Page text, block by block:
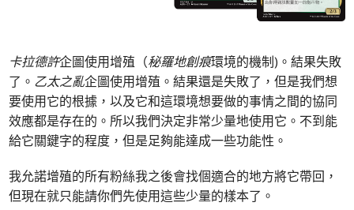
卡拉德許企圖使用增殖（秘羅地創痕環境的機制)。結果失敗
了。 乙太之亂企圖使用增殖。結果還是失敗了，但是我們想
要使用它的根據，以及它和這環境想要做的事情之間的協同
效應都是存在的。所以我們決定非常少量地使用它。不到能
給它關鍵字的程度，但是足夠能達成一些功能性。
我允諾增殖的所有粉絲我之後會找個適合的地方將它帶回，
但現在就只能請你們先使用這些少量的樣本了。